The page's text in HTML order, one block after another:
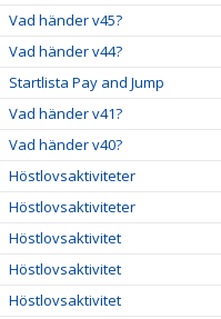
Vad händer v45?
Vad händer v44?
Startlista Pay and Jump
Vad händer v41?
Vad händer v40?
Höstlovsaktiviteter
Höstlovsaktiviteter
Höstlovsaktivitet
Höstlovsaktivitet
Höstlovsaktivitet